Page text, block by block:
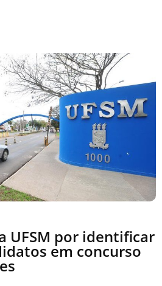
UFSM por identificar
em concurso